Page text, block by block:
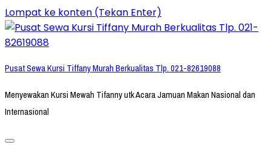
Lompat ke konten (Tekan Enter)
Pusat Sewa Kursi Tiffany Murah Berkualitas Tlp. 021-82619088
Menyewakan Kursi Mewah Tifanny utk Acara Jamuan Makan Nasional dan
Internasional